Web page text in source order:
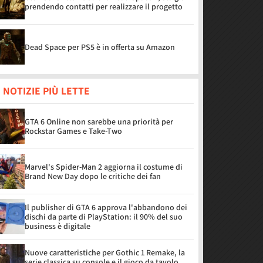
prendendo contatti per realizzare il progetto
Dead Space per PS5 è in offerta su Amazon
NOTIZIE PIÙ LETTE
GTA 6 Online non sarebbe una priorità per
Rockstar Games e Take-Two
Marvel's Spider-Man 2 aggiorna il costume di
Brand New Day dopo le critiche dei fan
Il publisher di GTA 6 approva l'abbandono dei
dischi da parte di PlayStation: il 90% del suo
business è digitale
Nuove caratteristiche per Gothic 1 Remake, la